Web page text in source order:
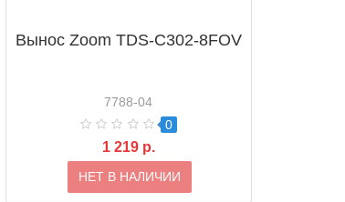
Вынос Zoom TDS-C302-8FOV
7788-04
0
1 219 р.
НЕТ В НАЛИЧИИ